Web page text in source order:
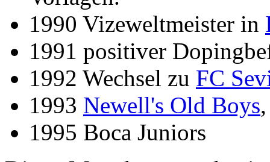
1990 Vizeweltmeister in
1991 positiver
1992 Wechsel zu FC
1993 Newell's Old Boys
1995 Boca Juniors